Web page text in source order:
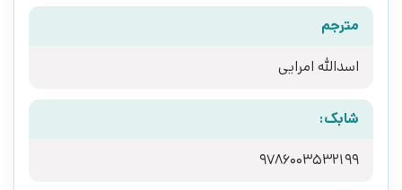
مترجم
اسدالله امرایی
شابک:
9786003532199